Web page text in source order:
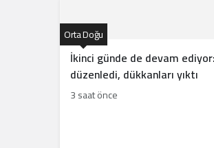
İkinci günde de devam
düzenledi, dükkanları yıktı
Orta Doğu
3 saat önce